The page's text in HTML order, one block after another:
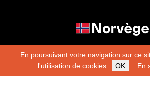
En poursuivant votre navigation sur ce
l'utilisation de cookies.
OK En